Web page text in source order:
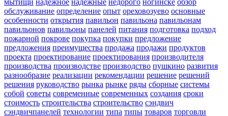
обслуживание определение опыт ореховозуево основные
особенности открытия павильон павильона павильонам
павильонов павильоны панелей питания подготовка подход
пожарной покрове покупка покупки предложение
предложения преимущества продажа продажи продуктов
проекта проектирование проектирования производителя
производства производстве производство пушкино развития
разнообразие реализации рекомендации решение решений
решения руководство рынка рынке ряды сборные системы
собой советы современные современных создания сроки
стоимость строительства строительство сэндвич
сэндвичпанелей технологии типа типы товаров торговли